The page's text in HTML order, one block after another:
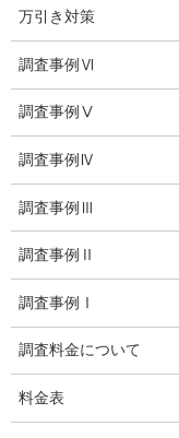
お知らせ
いじめ相談
子供の虐待
児童虐待防止対策
日本版DBS
探偵学校
探偵塾
万引き対策
調査事例Ⅵ
調査事例Ⅴ
調査事例Ⅳ
調査事例Ⅲ
調査事例Ⅱ
調査事例Ⅰ
調査料金について
料金表